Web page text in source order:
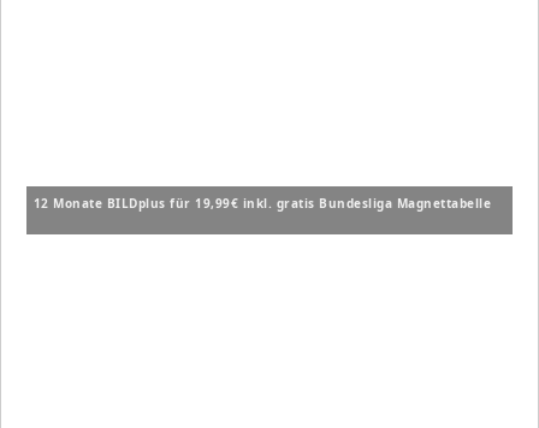
12 Monate BILDplus für 19,99€ inkl. gratis Bundesliga Magnettabelle